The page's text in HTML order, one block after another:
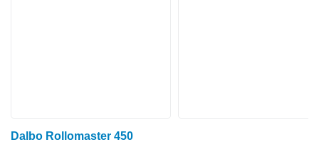
Dalbo Rollomaster 450